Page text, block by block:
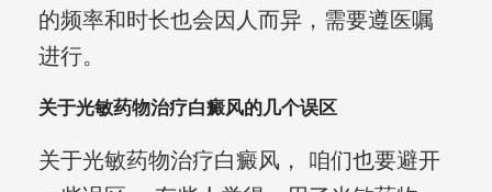
的频率和时长也会因人而异，需要遵医嘱
进行。
关于光敏药物治疗白癜风的几个误区
关于光敏药物治疗白癜风， 咱们也要避开